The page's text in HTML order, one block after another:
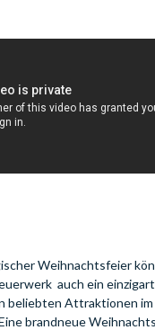
Weihnachtsfeier
auch ein
beliebten Attraktionen im
brandneue